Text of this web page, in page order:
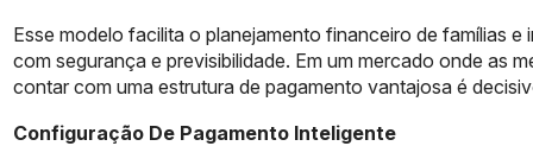
Esse modelo facilita o planejamento financeiro de famílias
com segurança e previsibilidade. Em um mercado onde as
contar com uma estrutura de pagamento vantajosa é
Configuração De Pagamento Inteligente